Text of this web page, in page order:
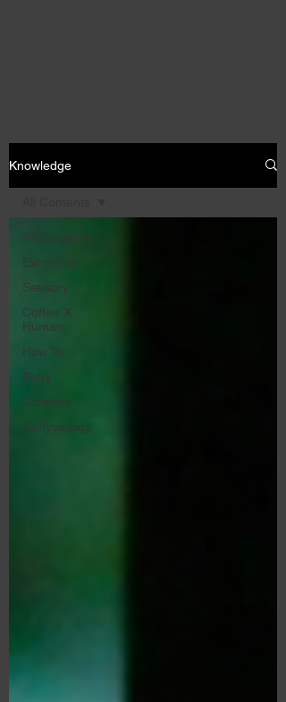
Knowledge
All Contents
Extraction
Sensory
Coffee X
Human
How To
Story
Glossary
Coffysiology